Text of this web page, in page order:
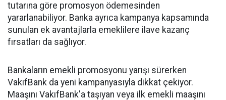
tutarına göre promosyon ödemesinden
yararlanabiliyor. Banka ayrıca kampanya kapsamında
sunulan ek avantajlarla emeklilere ilave kazanç
fırsatları da sağlıyor.
Bankaların emekli promosyonu yarışı sürerken
VakıfBank da yeni kampanyasıyla dikkat çekiyor.
Maaşını VakıfBank'a taşıyan veya ilk emekli maaşını